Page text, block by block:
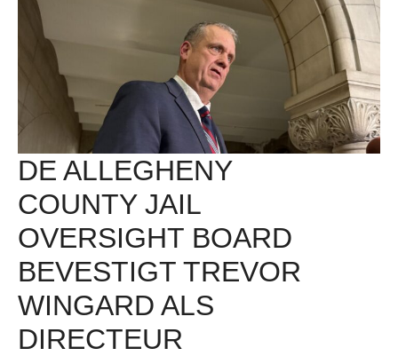
DE ALLEGHENY
COUNTY JAIL
OVERSIGHT BOARD
BEVESTIGT TREVOR
WINGARD ALS
DIRECTEUR